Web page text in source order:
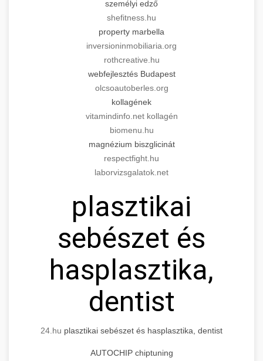
személyi edző
shefitness.hu
property marbella
inversioninmobiliaria.org
rothcreative.hu
webfejlesztés Budapest
olcsoautoberles.org
kollagének
vitamindinfo.net kollagén
biomenu.hu
magnézium biszglicinát
respectfight.hu
laborvizsgalatok.net
plasztikai
sebészet és
hasplasztika,
dentist
24.hu plasztikai sebészet és hasplasztika, dentist
AUTOCHIP chiptuning